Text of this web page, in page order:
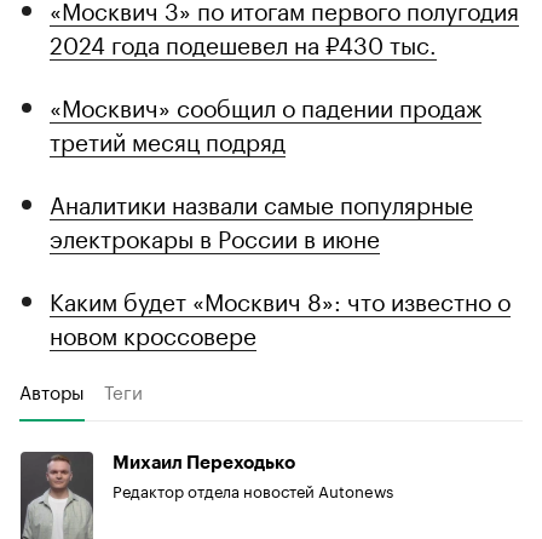
«Москвич 3» по итогам первого полугодия
2024 года подешевел на ₽430 тыс.
«Москвич» сообщил о падении продаж
третий месяц подряд
Аналитики назвали самые популярные
электрокары в России в июне
Каким будет «Москвич 8»: что известно о
новом кроссовере
Авторы Теги
Михаил Переходько
Редактор отдела новостей Autonews